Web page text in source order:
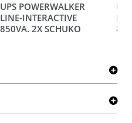
UPS POWERWALKER
LINE-INTERACTIVE
850VA. 2X SCHUKO